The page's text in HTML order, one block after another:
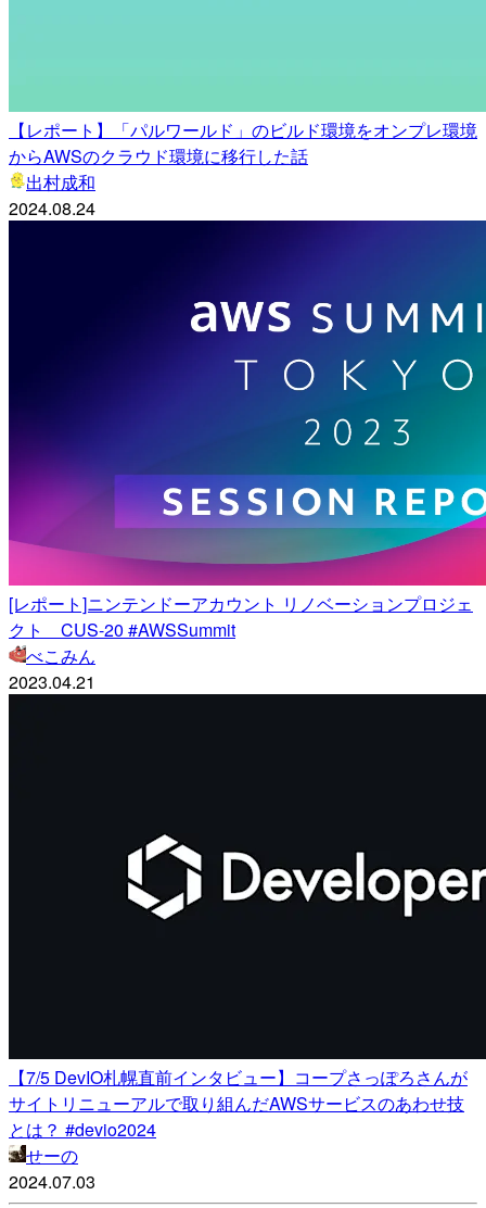
【レポート】「パルワールド」のビルド環境をオンプレ環境
からAWSのクラウド環境に移行した話
出村成和
2024.08.24
[レポート]ニンテンドーアカウント リノベーションプロジェ
クト CUS-20 #AWSSummit
べこみん
2023.04.21
【7/5 DevIO札幌直前インタビュー】コープさっぽろさんが
サイトリニューアルで取り組んだAWSサービスのあわせ技
とは？ #devio2024
せーの
2024.07.03